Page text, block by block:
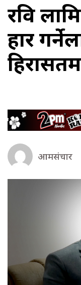
रवि
प्रहार
आमसंचार